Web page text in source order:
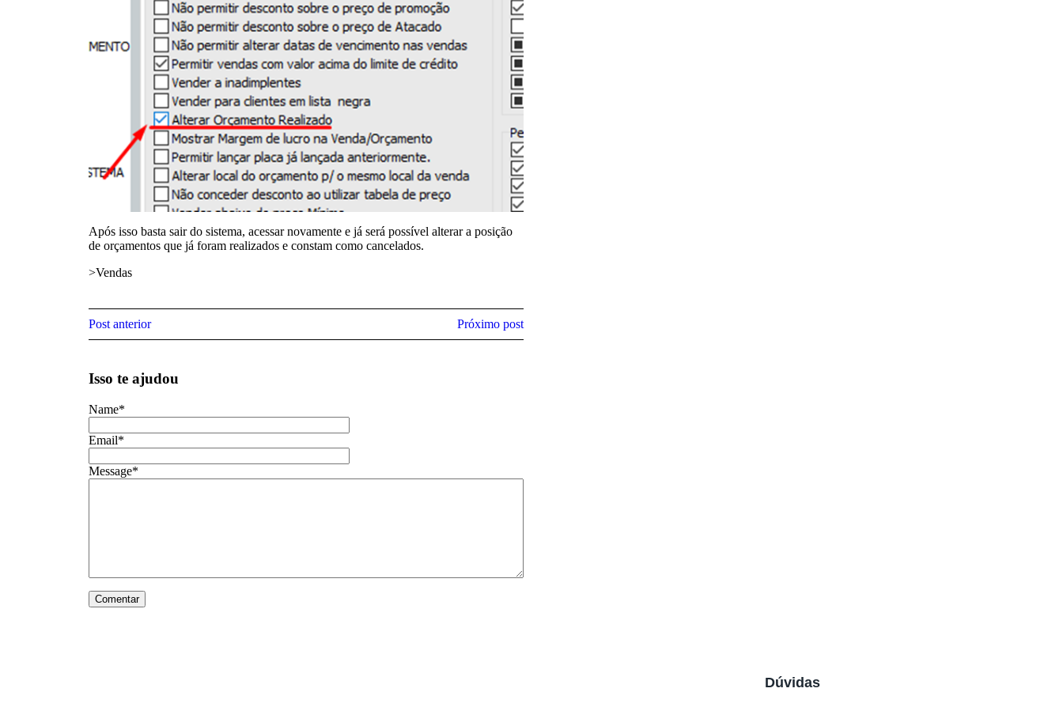
Após isso basta sair do sistema, acessar novamente e já será possível alterar a posição
de orçamentos que já foram realizados e constam como cancelados.
>Vendas
Post anterior Próximo post
Isso te ajudou
Message*
Name*
Email*
Dúvidas